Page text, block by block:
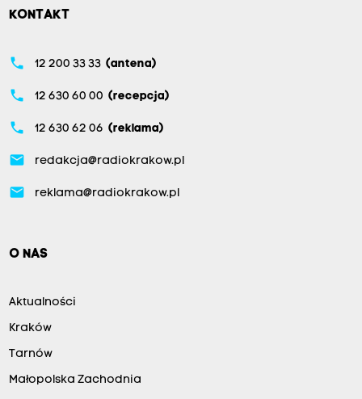
KONTAKT
phone 12 200 33 33 (antena)
phone 12 630 60 00 (recepcja)
phone 12 630 62 06 (reklama)
email redakcja@radiokrakow.pl
email reklama@radiokrakow.pl
O NAS
Aktualności
Kraków
Tarnów
Małopolska Zachodnia